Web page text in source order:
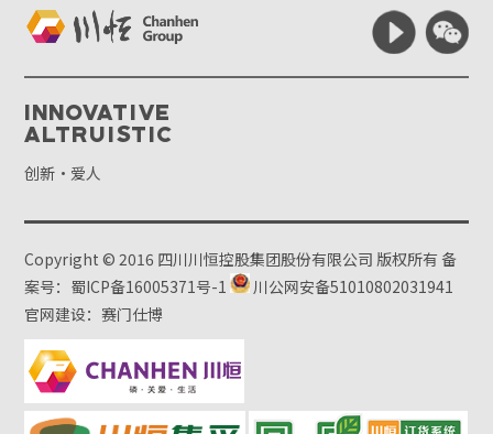
Innovative
Altruistic
创新·爱人
Copyright © 2016 四川川恒控股集团股份有限公司 版权所有备
案号：蜀ICP备16005371号-1
川公网安备51010802031941
官网建设：赛门仕博